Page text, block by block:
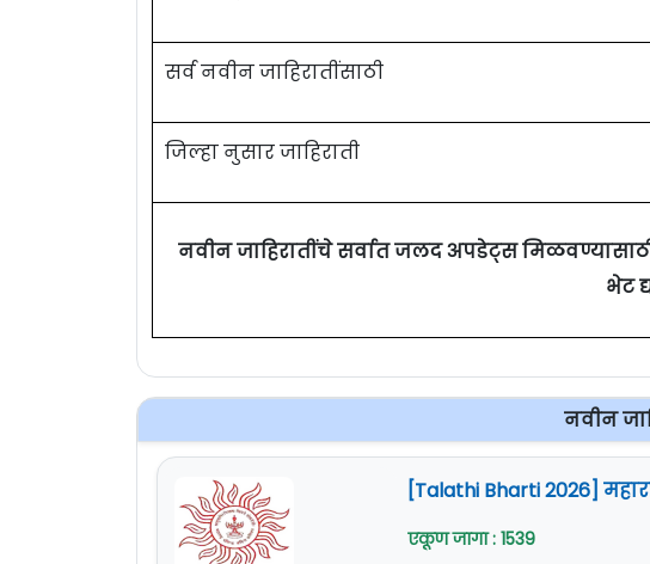
सर्व नवीन जाहिरातींसाठी
जिल्हा नुसार जाहिराती
नवीन जाहिरातींचे सर्वात जलद अपडेट्स
भेट
नवीन
[Talathi Bharti 2026]
एकूण जागा : 1539